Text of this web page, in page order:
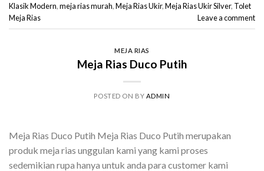
Klasik Modern,meja rias murah,Meja Rias Ukir,Meja Rias Ukir Silver, Tolet
Meja Rias
Leave a comment
MEJA RIAS
Meja Rias Duco Putih
POSTED ON BY ADMIN
Meja Rias Duco Putih Meja Rias Duco Putih merupakan
produk meja rias unggulan kami yang kami proses
sedemikian rupa hanya untuk anda para customer kami